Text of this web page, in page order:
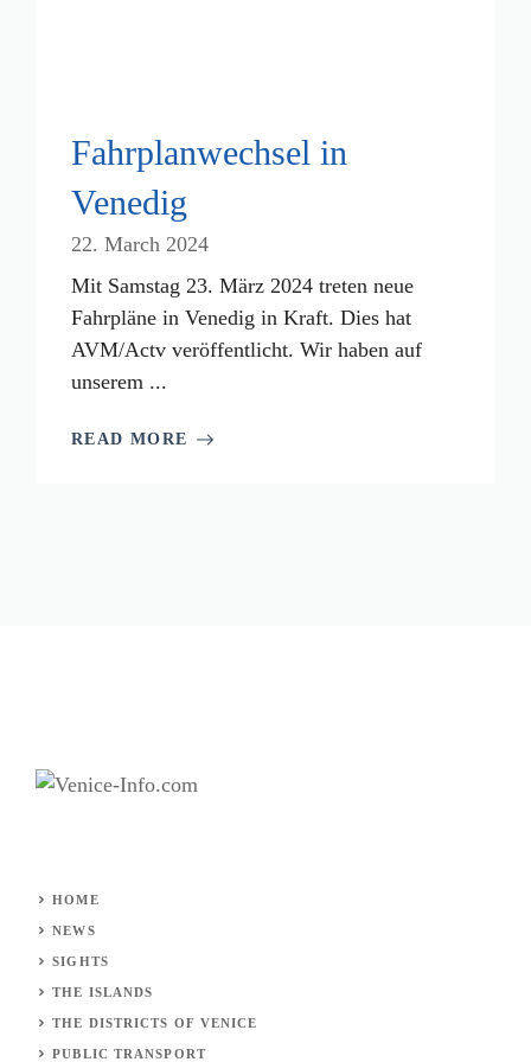
Fahrplanwechsel in
Venedig
22. March 2024
Mit Samstag 23. März 2024 treten neue
Fahrpläne in Venedig in Kraft. Dies hat
AVM/Actv veröffentlicht. Wir haben auf
unserem ...
READ MORE
HOME
NEWS
SIGHTS
THE ISLANDS
THE DISTRICTS OF VENICE
PUBLIC TRANSPORT